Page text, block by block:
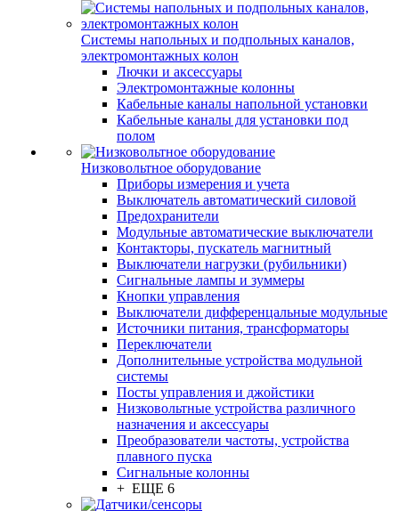
Системы напольных и подпольных каналов,
электромонтажных колон
Лючки и аксессуары
Электромонтажные колонны
Кабельные каналы напольной установки
Кабельные каналы для установки под
полом
Низковольтное оборудование
Приборы измерения и учета
Выключатель автоматический силовой
Предохранители
Модульные автоматические выключатели
Контакторы, пускатель магнитный
Выключатели нагрузки (рубильники)
Сигнальные лампы и зуммеры
Кнопки управления
Выключатели дифференцальные модульные
Источники питания, трансформаторы
Переключатели
Дополнительные устройства модульной
системы
Посты управления и джойстики
Низковольтные устройства различного
назначения и аксессуары
Преобразователи частоты, устройства
плавного пуска
Сигнальные колонны
+ ЕЩЕ 6